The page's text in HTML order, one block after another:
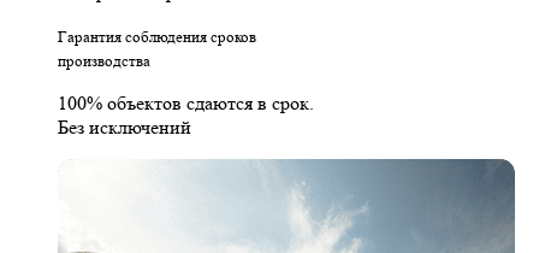
Гарантия соблюдения сроков
производства
100% объектов сдаются в срок.
Без исключений